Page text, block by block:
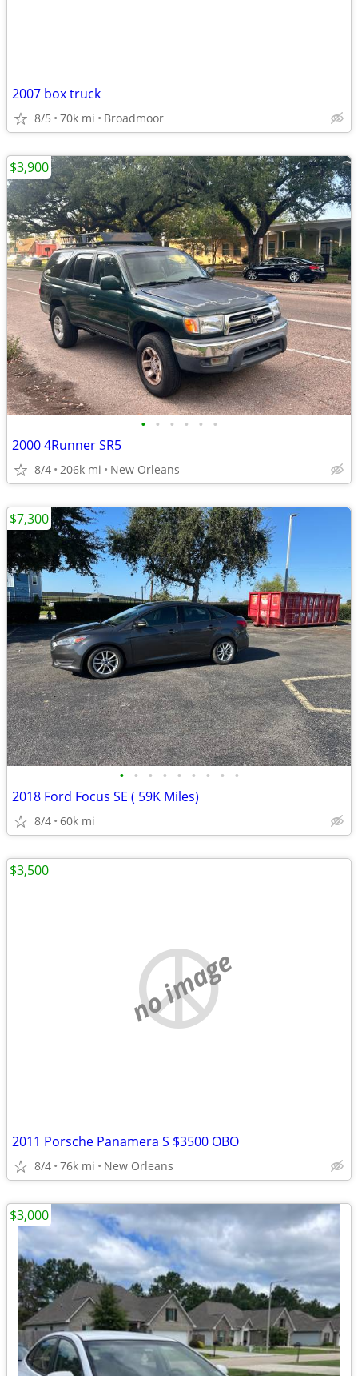
2007 box truck
8/5 70k mi Broadmoor
• • • • • •
2000 4Runner SR5
8/4 206k mi New Orleans
$3,900
• • • • • • • • •
2018 Ford Focus SE ( 59K Miles)
8/4 60k mi
$7,300
no image
2011 Porsche Panamera S $3500 OBO
8/4 76k mi New Orleans
$3,500
$3,000